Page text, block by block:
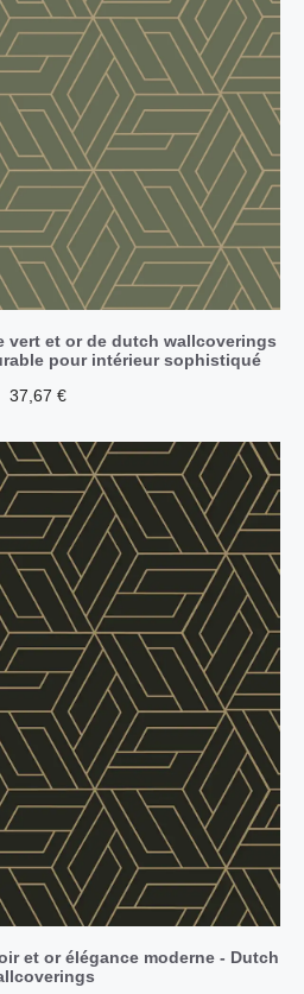
vert et or de dutch wallcoverings
pour intérieur sophistiqué
37,67 €
et or élégance moderne - Dutch